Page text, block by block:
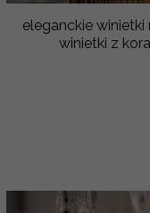
eleganckie
winietki z